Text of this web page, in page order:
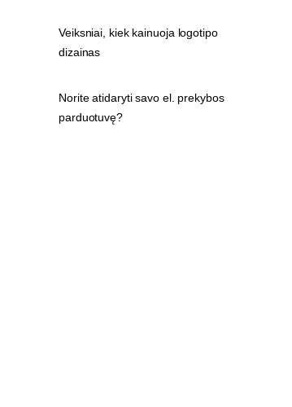
Veiksniai, kiek kainuoja logotipo
dizainas
Norite atidaryti savo el. prekybos
parduotuvę?